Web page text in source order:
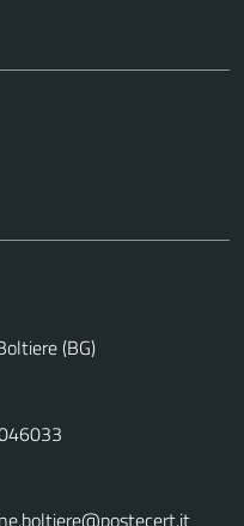
(BG)